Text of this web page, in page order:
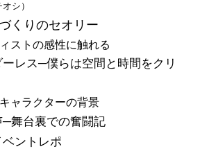
シ）
くりのセオリー
ストの感性に触れる
ーレス─僕らは空間と時間をクリ
ャラクターの背景
─舞台裏での奮闘記
ベントレポ